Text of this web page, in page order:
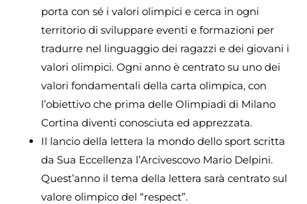
porta con sé i valori olimpici e cerca in ogni
territorio di sviluppare eventi e formazioni per
tradurre nel linguaggio dei ragazzi e dei giovani i
valori olimpici. Ogni anno è centrato su uno dei
valori fondamentali della carta olimpica, con
l’obiettivo che prima delle Olimpiadi di Milano
Cortina diventi conosciuta ed apprezzata.
Il lancio della lettera la mondo dello sport scritta
da Sua Eccellenza l’Arcivescovo Mario Delpini.
Quest’anno il tema della lettera sarà centrato sul
valore olimpico del “respect”.